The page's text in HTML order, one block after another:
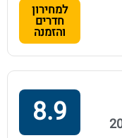
למחירון
חדרים
והזמנה
8.9